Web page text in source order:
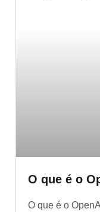
O que é o
O que é o